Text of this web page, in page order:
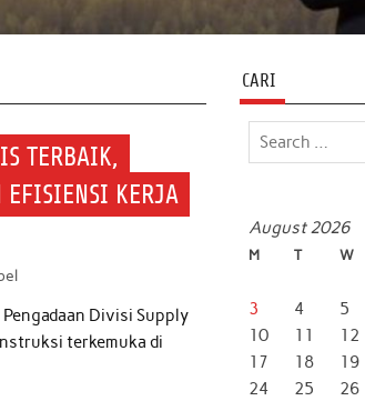
TERBAIK,
KERJA
Divisi Supply
terkemuka di
CARI
August 2026
M T W
3
4 5
10
11 12
17
18 19
24
25 26